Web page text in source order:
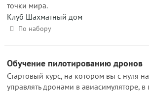
точки мира.
Клуб Шахматный дом
По набору
Обучение пилотированию дронов
Стартовый курс, на котором вы с нуля
управлять дронами в авиасимуляторе,